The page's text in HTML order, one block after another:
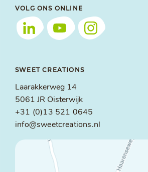
VOLG ONS ONLINE
SWEET CREATIONS
Laarakkerweg 14
5061 JR Oisterwijk
+31 (0)13 521 0645
info@sweetcreations.nl